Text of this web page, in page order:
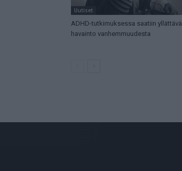
Uutiset
ADHD-tutkimuksessa saatiin yllättävä
havainto vanhemmuudesta